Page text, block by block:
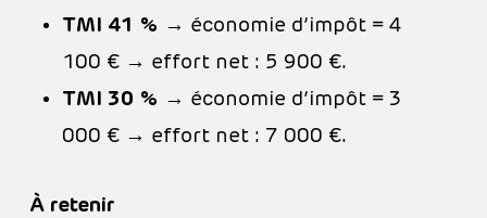
TMI 41 % → économie d’impôt = 4
100 € → effort net : 5 900 €.
TMI 30 % → économie d’impôt = 3
000 € → effort net : 7 000 €.
À retenir